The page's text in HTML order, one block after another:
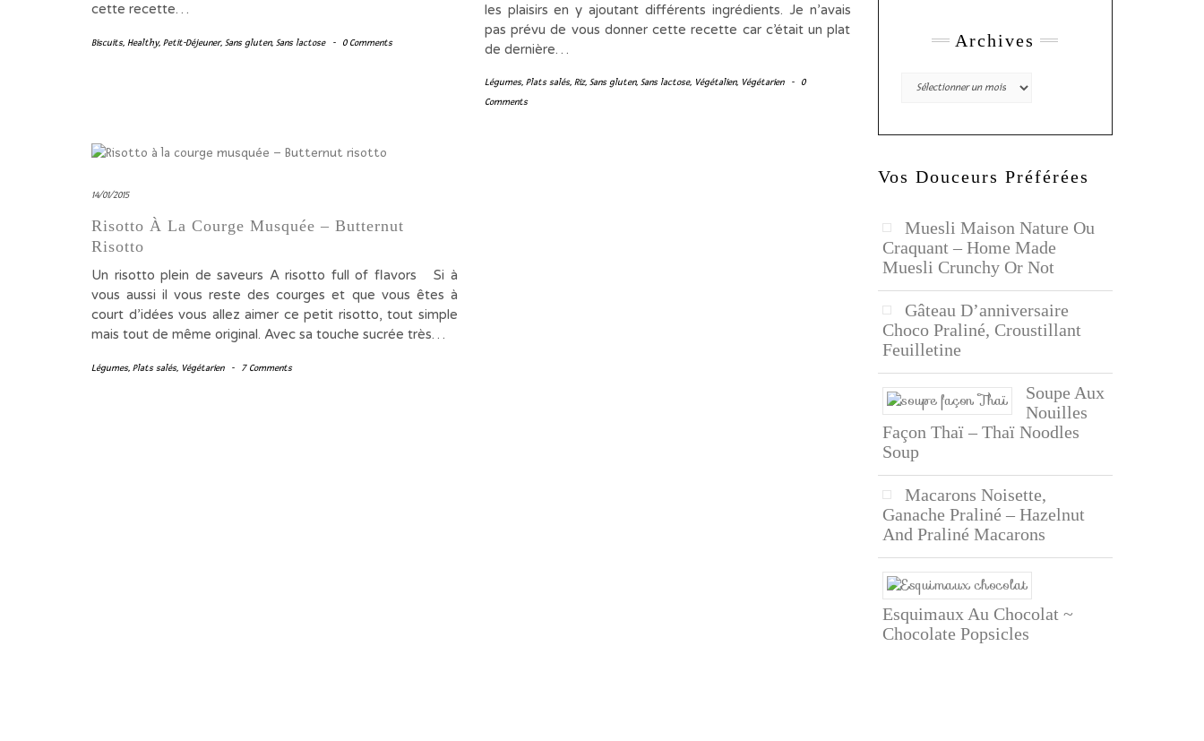
cette recette…
Biscuits, Healthy, Petit-Déjeuner, Sans gluten, Sans lactose - 0 Comments
les plaisirs en y ajoutant différents ingrédients. Je n’avais
pas prévu de vous donner cette recette car c’était un plat
de dernière…
Légumes, Plats salés, Riz, Sans gluten, Sans lactose, Végétalien, Végétarien -
0
Comments
14/01/2015
Risotto À La Courge Musquée – Butternut
Risotto
Un risotto plein de saveurs A risotto full of flavors Si à
vous aussi il vous reste des courges et que vous êtes à
court d’idées vous allez aimer ce petit risotto, tout simple
mais tout de même original. Avec sa touche sucrée très…
Légumes, Plats salés, Végétarien - 7 Comments
Archives
Archives
Vos Douceurs Préférées
Muesli Maison Nature Ou
Craquant – Home Made
Muesli Crunchy Or Not
Gâteau D’anniversaire
Choco Praliné, Croustillant
Feuilletine
Soupe Aux
Nouilles
Façon Thaï – Thaï Noodles
Soup
Macarons Noisette,
Ganache Praliné – Hazelnut
And Praliné Macarons
Esquimaux Au Chocolat ~
Chocolate Popsicles